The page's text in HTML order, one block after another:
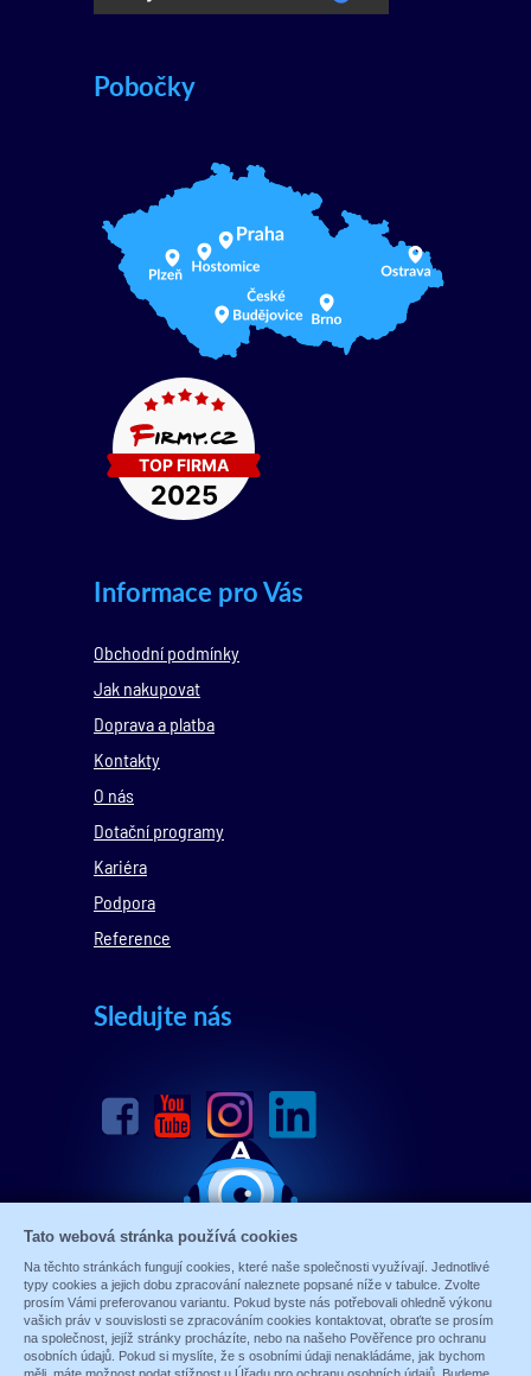
Pobočky
Informace pro Vás
Obchodní podmínky
Jak nakupovat
Doprava a platba
Kontakty
O nás
Dotační programy
Kariéra
Podpora
Reference
Sledujte nás
Tato webová stránka používá cookies
Na těchto stránkách fungují cookies, které naše společnosti využívají. Jednotlivé
typy cookies a jejich dobu zpracování naleznete popsané níže v tabulce. Zvolte
prosím Vámi preferovanou variantu. Pokud byste nás potřebovali ohledně výkonu
vašich práv v souvislosti se zpracováním cookies kontaktovat, obraťte se prosím
na společnost, jejíž stránky procházíte, nebo na našeho Pověřence pro ochranu
osobních údajů. Pokud si myslíte, že s osobními údaji nenakládáme, jak bychom